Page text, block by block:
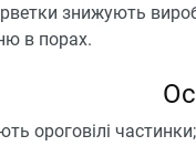
знижують
в порах.
ороговілі частинки;